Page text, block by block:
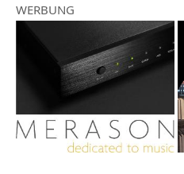
WERBUNG